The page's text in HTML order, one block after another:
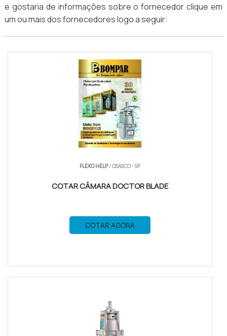
e gostaria de informações sobre o fornecedor clique em
um ou mais dos fornecedores logo a seguir:
FLEXO HELP/ OSASCO - SP
COTAR CÂMARA DOCTOR BLADE
COTAR AGORA